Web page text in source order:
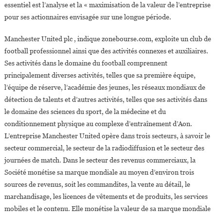
essentiel est l’analyse et la « maximisation de la valeur de l’entreprise
pour ses actionnaires envisagée sur une longue période.
Manchester United plc , indique zonebourse.com, exploite un club de
football professionnel ainsi que des activités connexes et auxiliaires.
Ses activités dans le domaine du football comprennent
principalement diverses activités, telles que sa première équipe,
l’équipe de réserve, l’académie des jeunes, les réseaux mondiaux de
détection de talents et d’autres activités, telles que ses activités dans
le domaine des sciences du sport, de la médecine et du
conditionnement physique au complexe d’entraînement d’Aon.
L’entreprise Manchester United opère dans trois secteurs, à savoir le
secteur commercial, le secteur de la radiodiffusion et le secteur des
journées de match. Dans le secteur des revenus commerciaux, la
Société monétise sa marque mondiale au moyen d’environ trois
sources de revenus, soit les commandites, la vente au détail, le
marchandisage, les licences de vêtements et de produits, les services
mobiles et le contenu. Elle monétise la valeur de sa marque mondiale